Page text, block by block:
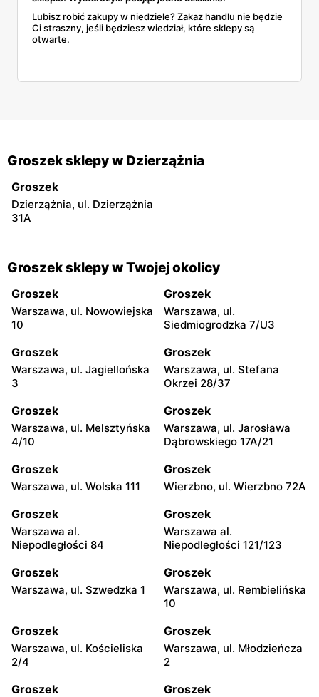
Lubisz robić zakupy w niedziele? Zakaz handlu nie będzie
Ci straszny, jeśli będziesz wiedział, które sklepy są
otwarte.
Groszek sklepy w Dzierzążnia
Groszek
Dzierzążnia, ul. Dzierzążnia
31A
Groszek sklepy w Twojej okolicy
Groszek
Warszawa, ul. Nowowiejska
10
Groszek
Warszawa, ul.
Siedmiogrodzka 7/U3
Groszek
Warszawa, ul. Jagiellońska
3
Groszek
Warszawa, ul. Stefana
Okrzei 28/37
Groszek
Warszawa, ul. Melsztyńska
4/10
Groszek
Warszawa, ul. Jarosława
Dąbrowskiego 17A/21
Groszek
Warszawa, ul. Wolska 111
Groszek
Wierzbno, ul. Wierzbno 72A
Groszek
Warszawa al.
Niepodległości 84
Groszek
Warszawa al.
Niepodległości 121/123
Groszek
Warszawa, ul. Szwedzka 1
Groszek
Warszawa, ul. Rembielińska
10
Groszek
Warszawa, ul. Kościeliska
2/4
Groszek
Warszawa, ul. Młodzieńcza
2
Groszek Groszek